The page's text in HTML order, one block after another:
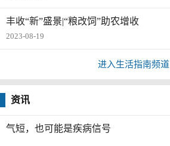
丰收“新”盛景|“粮改饲”助农增收
2023-08-19
进入生活指南频道
资讯
气短，也可能是疾病信号